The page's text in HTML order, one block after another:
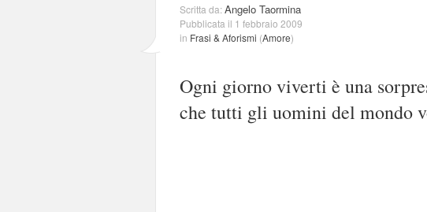
Scritta da:Angelo Taormina
Pubblicata il 1 febbraio 2009
in Frasi & Aforismi (Amore)
Ogni giorno viverti è una
che tutti gli uomini del mondo